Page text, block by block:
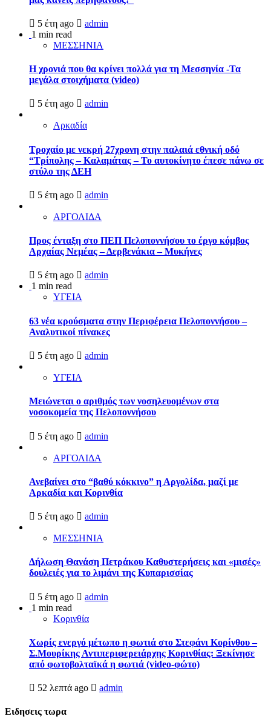
5 έτη ago
admin
1 min read
ΜΕΣΣΗΝΙΑ
Η χρονιά που θα κρίνει πολλά για τη Μεσσηνία -Τα
μεγάλα στοιχήματα (video)
5 έτη ago admin
Αρκαδία
Τροχαίο με νεκρή 27χρονη στην παλαιά εθνική οδό
“Τρίπολης – Καλαμάτας – Το αυτοκίνητο έπεσε πάνω σε
στύλο της ΔΕΗ
5 έτη ago admin
ΑΡΓΟΛΙΔΑ
Προς ένταξη στο ΠΕΠ Πελοποννήσου το έργο κόμβος
Αρχαίας Νεμέας – Δερβενάκια – Μυκήνες
5 έτη ago
admin
1 min read
ΥΓΕΙΑ
63 νέα κρούσματα στην Περιφέρεια Πελοποννήσου –
Αναλυτικοί πίνακες
5 έτη ago admin
ΥΓΕΙΑ
Μειώνεται ο αριθμός των νοσηλευομένων στα
νοσοκομεία της Πελοποννήσου
5 έτη ago admin
ΑΡΓΟΛΙΔΑ
Ανεβαίνει στο “βαθύ κόκκινο” η Αργολίδα, μαζί με
Αρκαδία και Κορινθία
5 έτη ago admin
ΜΕΣΣΗΝΙΑ
Δήλωση Θανάση Πετράκου Καθυστερήσεις και «μισές»
δουλειές για το λιμάνι της Κυπαρισσίας
5 έτη ago
admin
1 min read
Κορινθία
Χωρίς ενεργό μέτωπο η φωτιά στο Στεφάνι Κορίνθου –
Σ.Μουρίκης Αντιπεριφερειάρχης Κορινθίας: Ξεκίνησε
από φωτοβολταϊκά η φωτιά (video-φώτο)
52 λεπτά ago admin
Ειδησεις τωρα